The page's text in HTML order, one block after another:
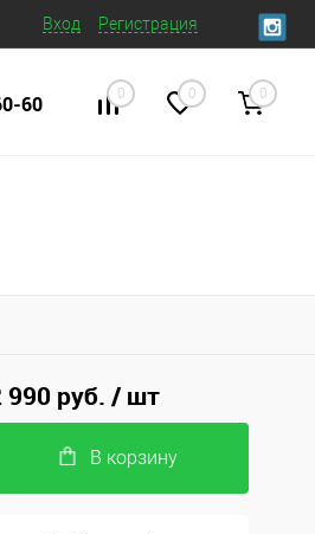
Вход Регистрация
0 0 0
990 руб. / шт
В корзину